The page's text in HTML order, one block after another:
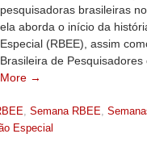
pesquisadoras brasileiras
ela aborda o início da
Especial (RBEE), assim
Brasileira de Pesquisadores
More →
, Semana RBEE,
Especial